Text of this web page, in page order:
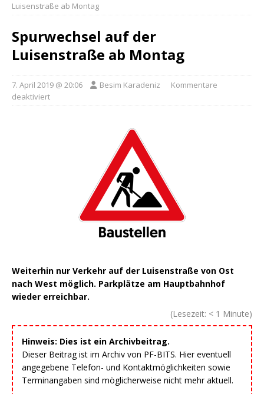
Luisenstraße ab Montag
Spurwechsel auf der
Luisenstraße ab Montag
7. April 2019 @ 20:06 Besim Karadeniz
Kommentare
deaktiviert
Weiterhin nur Verkehr auf der Luisenstraße von Ost
nach West möglich. Parkplätze am Hauptbahnhof
wieder erreichbar.
(Lesezeit: < 1 Minute)
Hinweis: Dies ist ein Archivbeitrag.
Dieser Beitrag ist im Archiv von PF-BITS. Hier eventuell
angegebene Telefon- und Kontaktmöglichkeiten sowie
Terminangaben sind möglicherweise nicht mehr aktuell.